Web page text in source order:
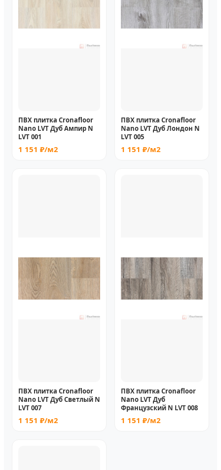
ПВХ плитка Cronafloor
Nano LVT Дуб Ампир N
LVT 001
1 151 ₽/м2
ПВХ плитка Cronafloor
Nano LVT Дуб Лондон N
LVT 005
1 151 ₽/м2
ПВХ плитка Cronafloor
Nano LVT Дуб Светлый N
LVT 007
1 151 ₽/м2
ПВХ плитка Cronafloor
Nano LVT Дуб
Французский N LVT 008
1 151 ₽/м2